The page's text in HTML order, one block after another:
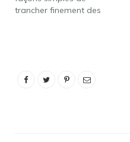
trancher finement des
d'un couteau pointu et